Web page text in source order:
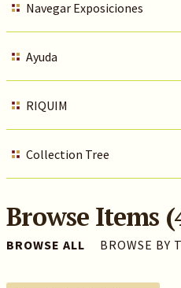
Navegar Exposiciones
Ayuda
RIQUIM
Collection Tree
Browse Items
BROWSE ALL BROWSE BY